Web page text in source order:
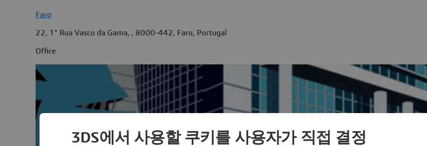
Faro
22, 1° Rua Vasco da Gama, , 8000-442, Faro, Portugal
Office
3DS에서 사용할 쿠키를 사용자가 직접 결정